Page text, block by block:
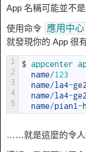
App 名稱可能並不
使用命令 應用中心
就發現你的 App 很
1
2
3
4
5
$ appcenter
name/123
name/la4-ge2
name/la4-ge2
name/pian1 -
……就是這麼的令人